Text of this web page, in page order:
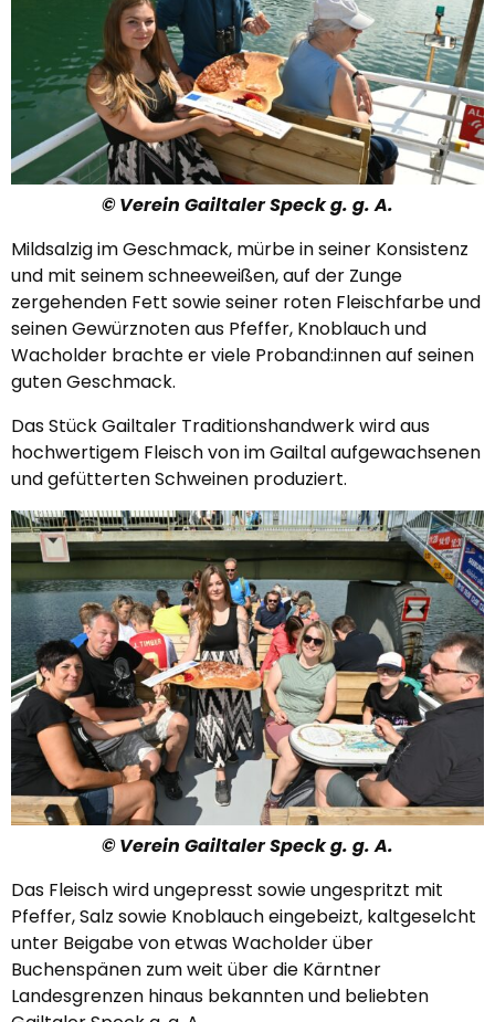
© Verein Gailtaler Speck g. g. A.
Mildsalzig im Geschmack, mürbe in seiner Konsistenz
und mit seinem schneeweißen, auf der Zunge
zergehenden Fett sowie seiner roten Fleischfarbe und
seinen Gewürznoten aus Pfeffer, Knoblauch und
Wacholder brachte er viele Proband:innen auf seinen
guten Geschmack.
Das Stück Gailtaler Traditionshandwerk wird aus
hochwertigem Fleisch von im Gailtal aufgewachsenen
und gefütterten Schweinen produziert.
© Verein Gailtaler Speck g. g. A.
Das Fleisch wird ungepresst sowie ungespritzt mit
Pfeffer, Salz sowie Knoblauch eingebeizt, kaltgeselcht
unter Beigabe von etwas Wacholder über
Buchenspänen zum weit über die Kärntner
Landesgrenzen hinaus bekannten und beliebten